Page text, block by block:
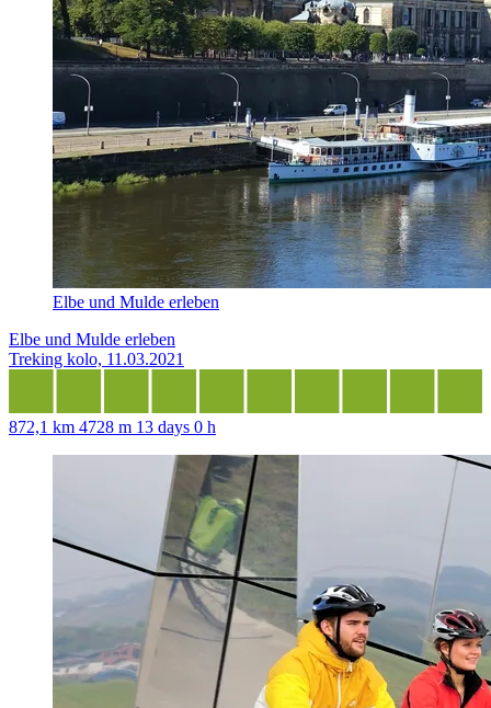
Elbe und Mulde erleben
Elbe und Mulde erleben
Treking kolo, 11.03.2021
872,1 km 4728 m 13 days 0 h